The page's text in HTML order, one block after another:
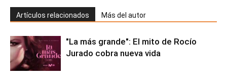
Artículos relacionados Más del autor
"La más grande": El mito de Rocío
Jurado cobra nueva vida